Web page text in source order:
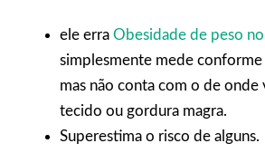
ele erra Obesidade de peso
simplesmente mede conforme
mas não conta com o de onde
tecido ou gordura magra.
Superestima o risco de alguns.